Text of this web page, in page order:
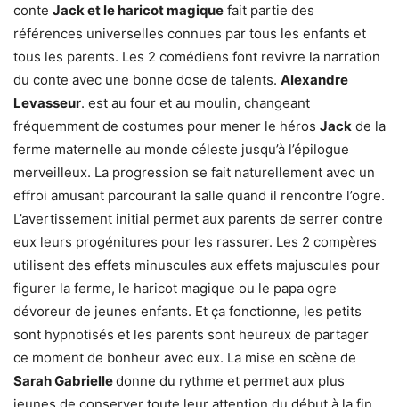
conte Jack et le haricot magique fait partie des
références universelles connues par tous les enfants et
tous les parents. Les 2 comédiens font revivre la narration
du conte avec une bonne dose de talents. Alexandre
Levasseur. est au four et au moulin, changeant
fréquemment de costumes pour mener le héros Jack de la
ferme maternelle au monde céleste jusqu’à l’épilogue
merveilleux. La progression se fait naturellement avec un
effroi amusant parcourant la salle quand il rencontre l’ogre.
L’avertissement initial permet aux parents de serrer contre
eux leurs progénitures pour les rassurer. Les 2 compères
utilisent des effets minuscules aux effets majuscules pour
figurer la ferme, le haricot magique ou le papa ogre
dévoreur de jeunes enfants. Et ça fonctionne, les petits
sont hypnotisés et les parents sont heureux de partager
ce moment de bonheur avec eux. La mise en scène de
Sarah Gabrielledonne du rythme et permet aux plus